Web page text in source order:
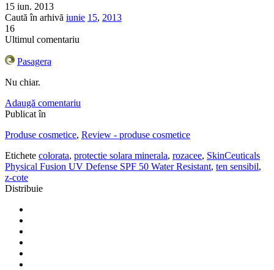
15 iun. 2013
Caută în arhivă iunie 15, 2013
16
Ultimul comentariu
Pasagera
Nu chiar.
Adaugă comentariu
Publicat în
Produse cosmetice, Review - produse cosmetice
Etichete colorata, protectie solara minerala, rozacee, SkinCeuticals
Physical Fusion UV Defense SPF 50 Water Resistant, ten sensibil,
z-cote
Distribuie